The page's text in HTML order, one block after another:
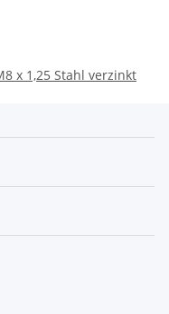
x 1,25 Stahl verzinkt